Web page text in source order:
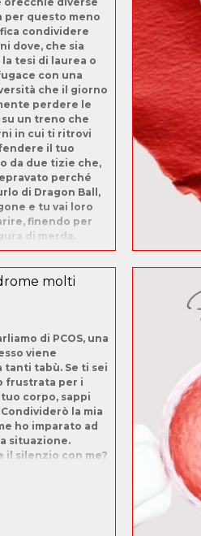
per questo meno
condividere
dove, che sia
tesi di laurea o
con una
che il giorno
perdere le
un treno che
in cui ti ritrovi
il tuo
da due tizie che,
perché
di Dragon Ball,
e tu vai loro
finendo per
di merda.
molti
di PCOS, una
viene
tanti tabù. Se ti sei
frustrata per i
corpo, sappi
la mia
ho imparato ad
situazione.
il silenzio con me?